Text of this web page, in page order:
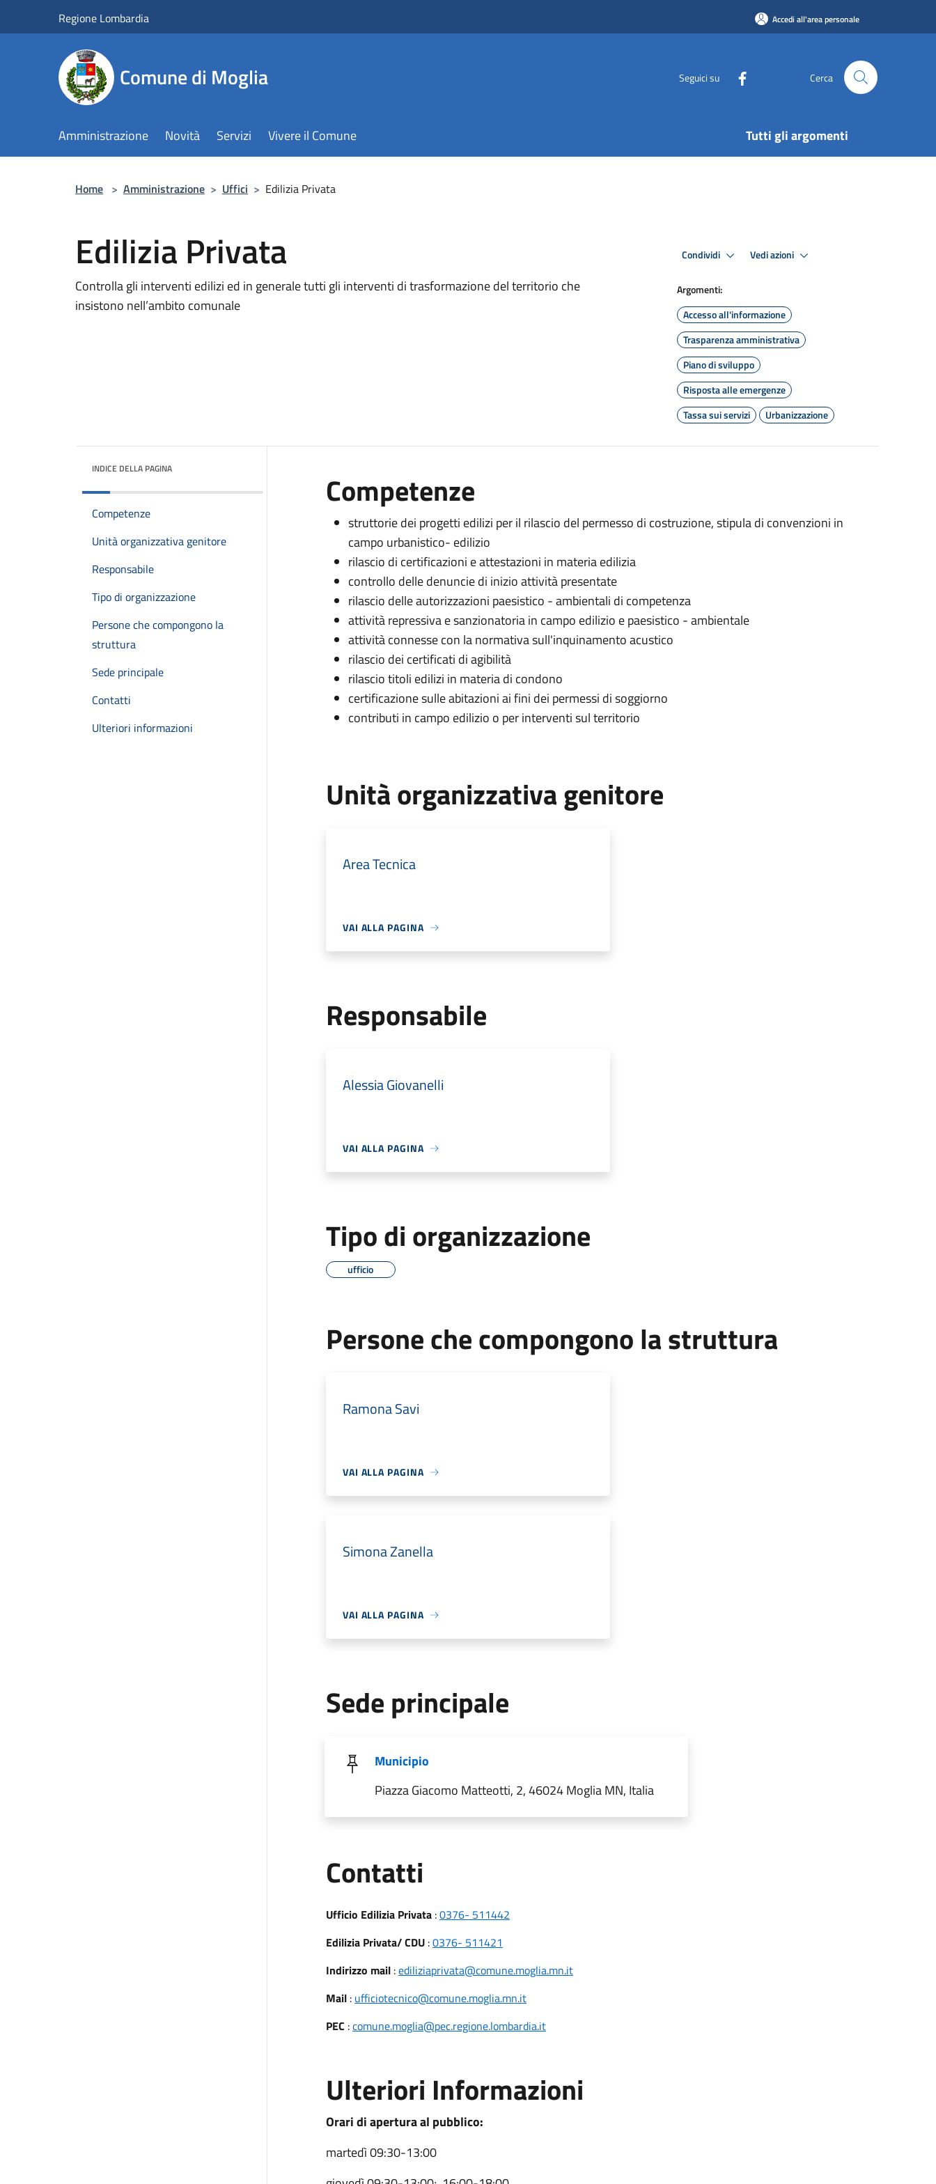
Regione Lombardia Accedi all'area personale
Comune di Moglia Seguici su Cerca
Amministrazione Novità Servizi Vivere il Comune Tutti gli argomenti
Home > Amministrazione > Uffici > Edilizia Privata
Edilizia Privata
Controlla gli interventi edilizi ed in generale tutti gli interventi di trasformazione del territorio che
insistono nell’ambito comunale
Condividi Vedi azioni
Argomenti:
Accesso all'informazione
Trasparenza amministrativa
Piano di sviluppo
Risposta alle emergenze
Tassa sui servizi
Urbanizzazione
INDICE DELLA PAGINA
Competenze
Unità organizzativa genitore
Responsabile
Tipo di organizzazione
Persone che compongono la
struttura
Sede principale
Contatti
Ulteriori informazioni
Competenze
struttorie dei progetti edilizi per il rilascio del permesso di costruzione, stipula di convenzioni in
campo urbanistico- edilizio
rilascio di certificazioni e attestazioni in materia edilizia
controllo delle denuncie di inizio attività presentate
rilascio delle autorizzazioni paesistico - ambientali di competenza
attività repressiva e sanzionatoria in campo edilizio e paesistico - ambientale
attività connesse con la normativa sull'inquinamento acustico
rilascio dei certificati di agibilità
rilascio titoli edilizi in materia di condono
certificazione sulle abitazioni ai fini dei permessi di soggiorno
contributi in campo edilizio o per interventi sul territorio
Unità organizzativa genitore
Area Tecnica
VAI ALLA PAGINA
Responsabile
Alessia Giovanelli
VAI ALLA PAGINA
Tipo di organizzazione
ufficio
Persone che compongono la struttura
Ramona Savi
VAI ALLA PAGINA
Simona Zanella
VAI ALLA PAGINA
Sede principale
Municipio
Piazza Giacomo Matteotti, 2, 46024 Moglia MN, Italia
Contatti
Ufficio Edilizia Privata:0376- 511442
Edilizia Privata/ CDU:0376- 511421
Indirizzo mail:ediliziaprivata@comune.moglia.mn.it
Mail: ufficiotecnico@comune.moglia.mn.it
PEC :comune.moglia@pec.regione.lombardia.it
Ulteriori Informazioni
Orari di apertura al pubblico:
martedì 09:30-13:00